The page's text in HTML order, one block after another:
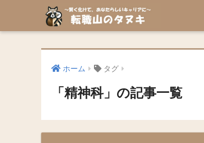
ホーム タグ
「精神科」の記事一覧